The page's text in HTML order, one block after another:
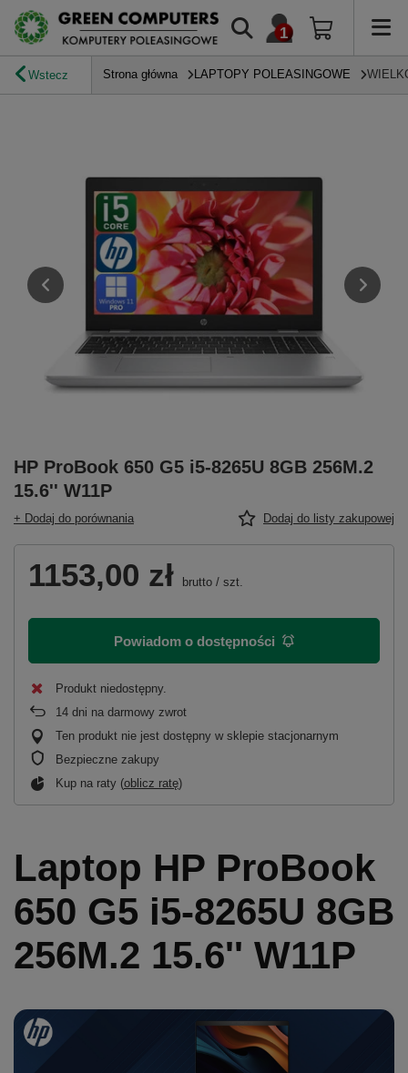
Wstecz Strona główna LAPTOPY POLEASINGOWE
HP ProBook 650 G5 i5-8265U 8GB 256M.2
15.6'' W11P
+ Dodaj do porównania Dodaj do listy zakupowej
1153,00 zł brutto / szt.
Powiadom o dostępności
Produkt niedostępny
14 dni na darmowy zwrot
Ten produkt nie jest dostępny w sklepie stacjonarnym
Bezpieczne zakupy
Kup na raty (oblicz ratę)
Laptop HP ProBook
650 G5 i5-8265U 8GB
256M.2 15.6'' W11P